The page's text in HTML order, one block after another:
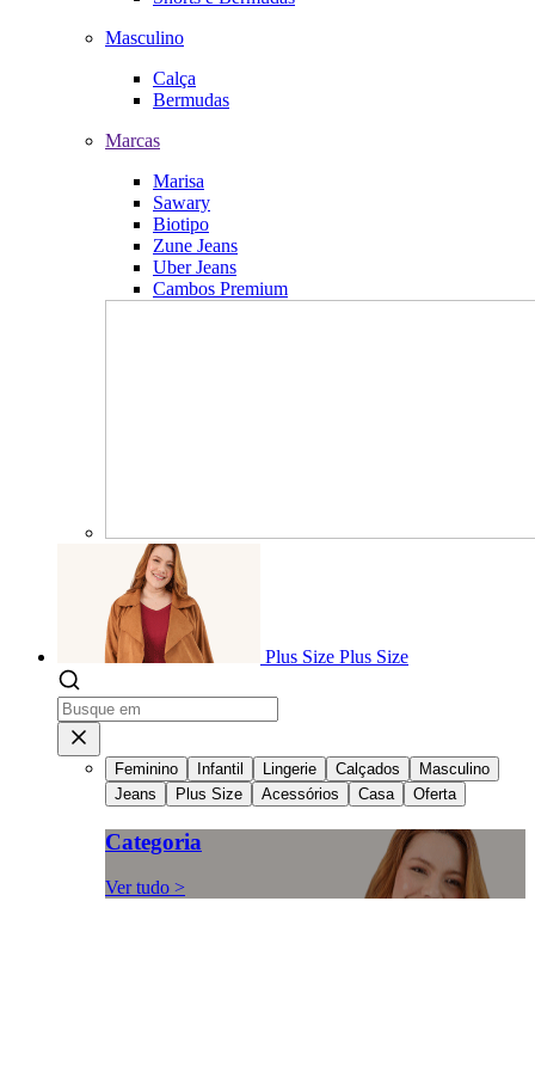
Masculino
Calça
Bermudas
Marcas
Marisa
Sawary
Biotipo
Zune Jeans
Uber Jeans
Cambos Premium
Plus Size Plus Size
Feminino Infantil Lingerie Calçados
Masculino
Jeans
Plus Size Acessórios Casa Oferta
Categoria
Ver tudo >